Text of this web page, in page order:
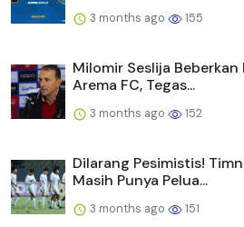
3 months ago 155
Milomir Seslija
Arema FC, Tegas...
3 months ago 152
Dilarang Pesimistis!
Masih Punya Pelua...
3 months ago 151